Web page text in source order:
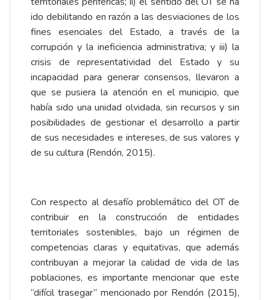
ido debilitando en razón a las desviaciones de los
fines esenciales del Estado, a través de la
corrupción y la ineficiencia administrativa; y iii) la
crisis de representatividad del Estado y su
incapacidad para generar consensos, llevaron a
que se pusiera la atención en el municipio, que
había sido una unidad olvidada, sin recursos y sin
posibilidades de gestionar el desarrollo a partir
de sus necesidades e intereses, de sus valores y
de su cultura (Rendón, 2015).
Con respecto al desafío problemático del OT de
contribuir en la construcción de entidades
territoriales sostenibles, bajo un régimen de
competencias claras y equitativas, que además
contribuyan a mejorar la calidad de vida de las
poblaciones, es importante mencionar que este
“difícil trasegar” mencionado por Rendón (2015),